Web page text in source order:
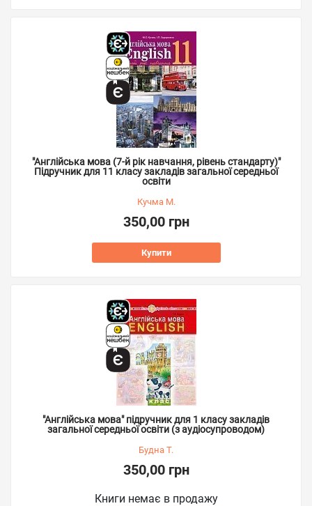
"Англійська мова (7-й рік навчання, рівень стандарту)"
Підручник для 11 класу закладів загальної середньої
освіти
Кучма М.
350,00 грн
Купити
"Англійська мова" підручник для 1 класу закладів
загальної середньої освіти (з аудіосупроводом)
Будна Т.
350,00 грн
Книги немає в продажу